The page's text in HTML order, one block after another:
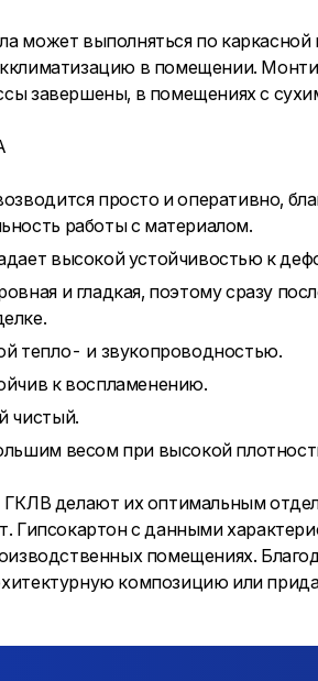
может выполняться по
в помещении.
завершены, в помещениях с
просто и оперативно,
работы с материалом.
высокой устойчивостью к
и гладкая, поэтому сразу
тепло- и звукопроводностью.
к воспламенению.
чистый.
весом при высокой
ГКЛВ делают их оптимальным
Гипсокартон с данными
помещениях.
композицию или